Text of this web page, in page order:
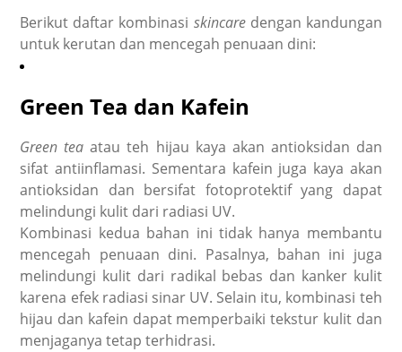
Berikut daftar kombinasi skincare dengan kandungan
untuk kerutan dan mencegah penuaan dini:
Green Tea dan Kafein
Green tea atau teh hijau kaya akan antioksidan dan
sifat antiinflamasi. Sementara kafein juga kaya akan
antioksidan dan bersifat fotoprotektif yang dapat
melindungi kulit dari radiasi UV.
Kombinasi kedua bahan ini tidak hanya membantu
mencegah penuaan dini. Pasalnya, bahan ini juga
melindungi kulit dari radikal bebas dan kanker kulit
karena efek radiasi sinar UV. Selain itu, kombinasi teh
hijau dan kafein dapat memperbaiki tekstur kulit dan
menjaganya tetap terhidrasi.